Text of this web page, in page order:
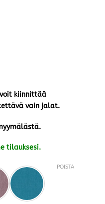
kiinnittää
vain jalat.
tilauksesi.
POISTA